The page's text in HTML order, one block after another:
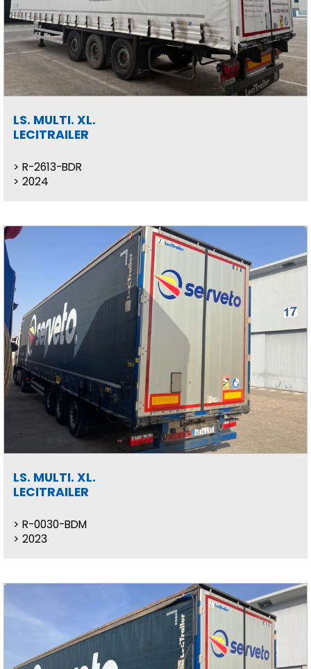
LS. MULTI. XL.
LECITRAILER
R-2613-BDR
2024
LS. MULTI. XL.
LECITRAILER
R-0030-BDM
2023